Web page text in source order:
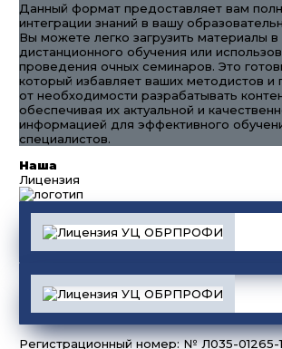
Данный формат предоставляет вам
интеграции знаний в вашу
Вы можете легко загрузить материалы
дистанционного обучения или
проведения очных семинаров. Это
который избавляет ваших методистов и
от необходимости разрабатывать
обеспечивая их актуальной и
информацией для эффективного
специалистов.
Наша
Лицензия
Регистрационный номер: № Л035-01265-